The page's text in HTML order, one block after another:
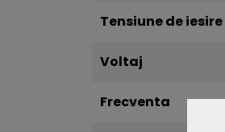
Tensiune de iesire
Voltaj
Frecventa